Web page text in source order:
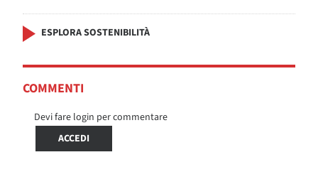
ESPLORA SOSTENIBILITÀ
COMMENTI
Devi fare login per commentare
ACCEDI